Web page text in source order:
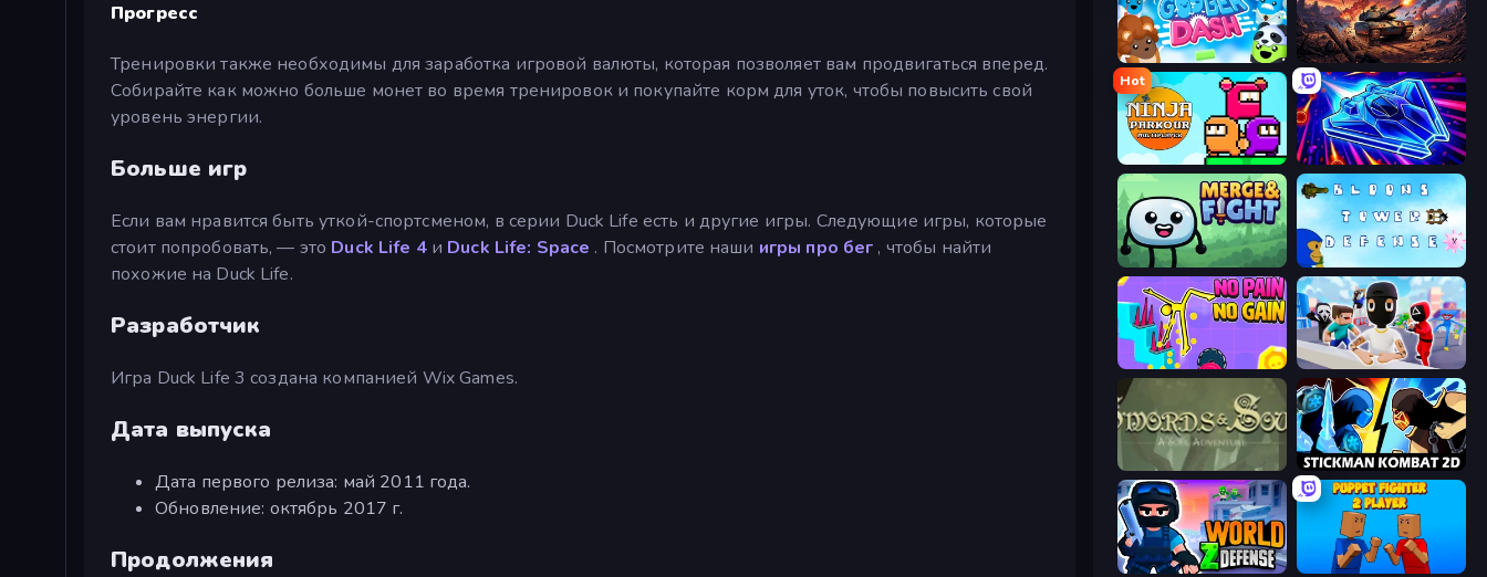
Прогресс
Тренировки также необходимы для заработка игровой валюты, которая позволяет вам продвигаться вперед.
Собирайте как можно больше монет во время тренировок и покупайте корм для уток, чтобы повысить свой
уровень энергии.
Больше игр
Если вам нравится быть уткой-спортсменом, в серии Duck Life есть и другие игры. Следующие игры, которые
стоит попробовать, — это Duck Life 4и Duck Life: Space . Посмотрите наши игры про бег , чтобы найти
похожие на Duck Life.
Разработчик
Игра Duck Life 3 создана компанией Wix Games.
Дата выпуска
Дата первого релиза: май 2011 года.
Обновление: октябрь 2017 г.
Продолжения
Goober Dash Iron Legion
Hot
Ninja Parkour Multiplayer Stellar Swarm
Merge & Fight
No Pain No Gain - Ragdoll Sandbox
Swords & Souls Stickman Kombat 2D
World Z Defense - Zombie Defense Puppet Fighter 2 Player